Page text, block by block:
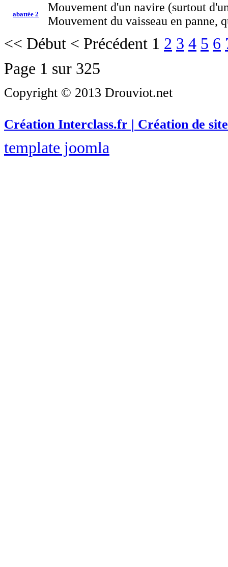
abattée 2
Mouvement d'un navire (surtout
Mouvement du vaisseau en panne,
<< Début < Précédent 1 2 3 4 5 6
Page 1 sur 325
Copyright © 2013 Drouviot.net
Création Interclass.fr | Création de
template joomla